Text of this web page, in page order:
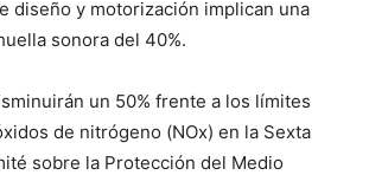
diseño y motorización implican una
sonora del 40%.
un 50% frente a los límites
de nitrógeno (NOx) en la Sexta
sobre la Protección del Medio